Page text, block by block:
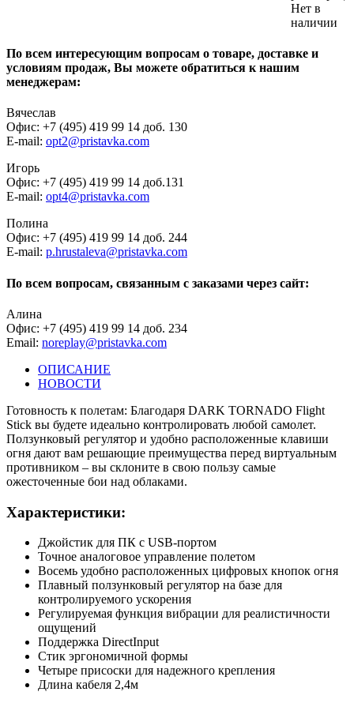
Нет в
наличии
По всем интересующим вопросам о товаре, доставке и
условиям продаж, Вы можете обратиться к нашим
менеджерам:
Вячеслав
Офис: +7 (495) 419 99 14 доб. 130
E-mail: opt2@pristavka.com
Игорь
Офис: +7 (495) 419 99 14 доб.131
E-mail: opt4@pristavka.com
Полина
Офис: +7 (495) 419 99 14 доб. 244
E-mail: p.hrustaleva@pristavka.com
По всем вопросам, связанным с заказами через сайт:
Алина
Офис: +7 (495) 419 99 14 доб. 234
Email: noreplay@pristavka.com
ОПИСАНИЕ
НОВОСТИ
Готовность к полетам: Благодаря DARK TORNADO Flight
Stick вы будете идеально контролировать любой самолет.
Ползунковый регулятор и удобно расположенные клавиши
огня дают вам решающие преимущества перед виртуальным
противником – вы склоните в свою пользу самые
ожесточенные бои над облаками.
Характеристики:
Джойстик для ПК с USB-портом
Точное аналоговое управление полетом
Восемь удобно расположенных цифровых кнопок огня
Плавный ползунковый регулятор на базе для
контролируемого ускорения
Регулируемая функция вибрации для реалистичности
ощущений
Поддержка DirectInput
Стик эргономичной формы
Четыре присоски для надежного крепления
Длина кабеля 2,4м